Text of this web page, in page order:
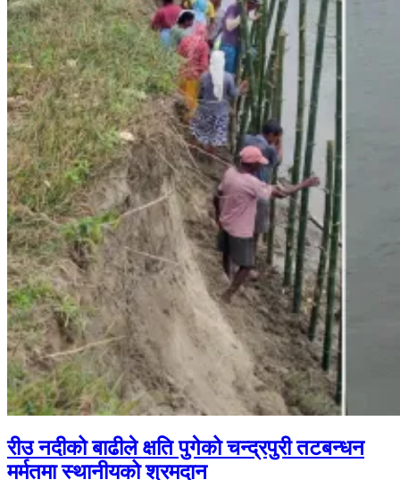
रीउ नदीको बाढीले क्षति पुगेको चन्द्रपुरी तटबन्धन
मर्मतमा स्थानीयको श्रमदान